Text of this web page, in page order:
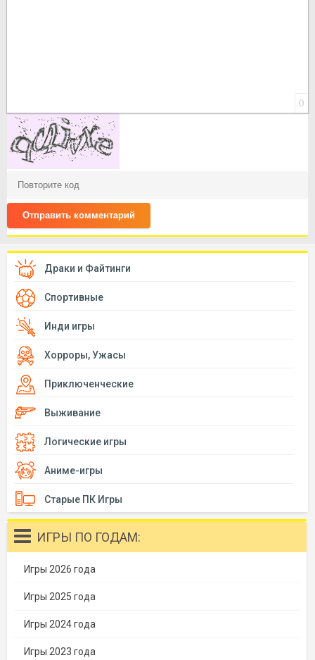
0
Отправить комментарий
Драки и Файтинги
Спортивные
Инди игры
Хорроры, Ужасы
Приключенческие
Выживание
Логические игры
Аниме-игры
Старые ПК Игры
ИГРЫ ПО ГОДАМ:
Игры 2026 года
Игры 2025 года
Игры 2024 года
Игры 2023 года